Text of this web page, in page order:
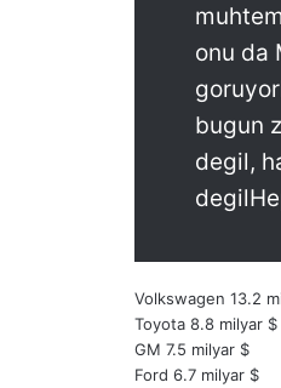
onu da
bugun
degil,
Volkswagen 13.2
Toyota 8.8 milyar $
GM 7.5 milyar $
Ford 6.7 milyar $